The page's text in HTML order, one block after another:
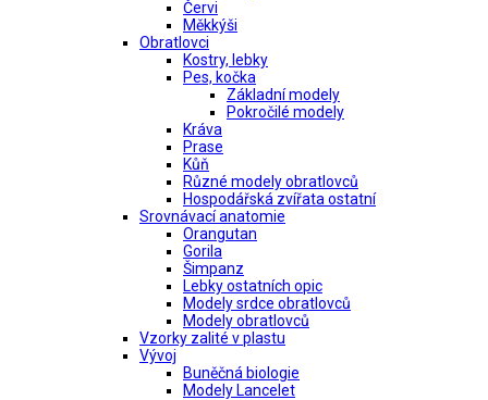
Červi
Měkkýši
Obratlovci
Kostry, lebky
Pes, kočka
Základní modely
Pokročilé modely
Kráva
Prase
Kůň
Různé modely obratlovců
Hospodářská zvířata ostatní
Srovnávací anatomie
Orangutan
Gorila
Šimpanz
Lebky ostatních opic
Modely srdce obratlovců
Modely obratlovců
Vzorky zalité v plastu
Vývoj
Buněčná biologie
Modely Lancelet